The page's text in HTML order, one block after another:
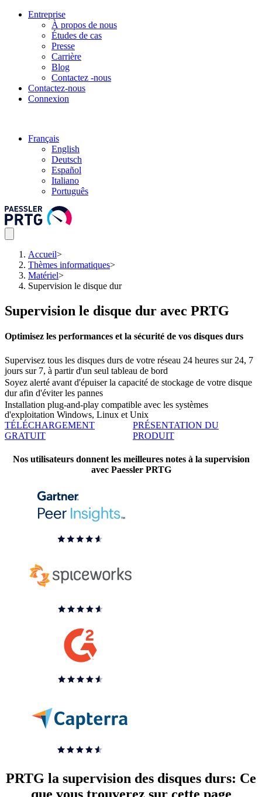
Entreprise
À propos de nous
Études de cas
Presse
Carrière
Blog
Contactez -nous
Contactez-nous
Connexion
Français
English
Deutsch
Español
Italiano
Português
Accueil>
Thèmes informatiques>
Matériel>
Supervision le disque dur
Supervision le disque dur avec PRTG
Optimisez les performances et la sécurité de vos disques durs
Supervisez tous les disques durs de votre réseau 24 heures sur 24, 7
jours sur 7, à partir d'un seul tableau de bord
Soyez alerté avant d'épuiser la capacité de stockage de votre disque
dur afin d'éviter les pannes
Installation plug-and-play compatible avec les systèmes
d'exploitation Windows, Linux et Unix
TÉLÉCHARGEMENT
GRATUIT
PRÉSENTATION DU
PRODUIT
Nos utilisateurs donnent les meilleures notes à la supervision
avec Paessler PRTG
PRTG la supervision des disques durs: Ce
que vous trouverez sur cette page